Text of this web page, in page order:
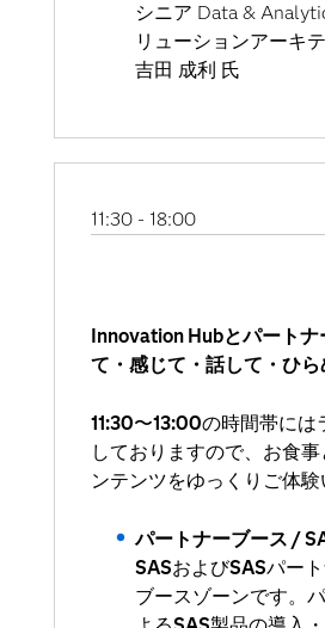
シニア Data &
リューションアーキ
吉田 成利 氏
11:30 - 18:00
Innovation Hubとパートナ
て・感じて・話して・ひら
11:30〜13:00の時間帯には
しておりますので、お食
ンテンツをゆっくりご体験
パートナーブース /
SASおよびSASパー
ブースゾーンです。